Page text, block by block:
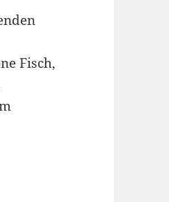
Fisch,